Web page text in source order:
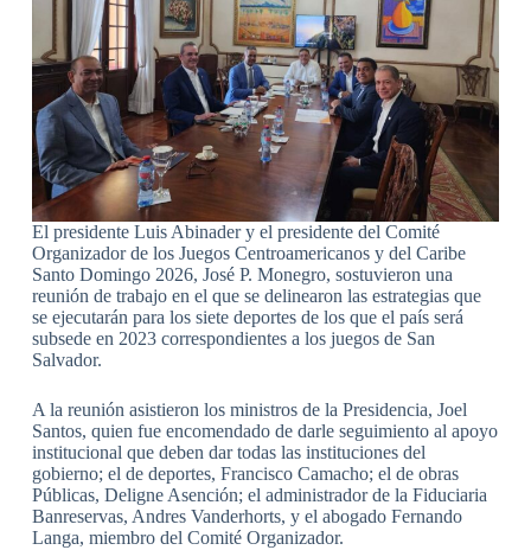
El presidente Luis Abinader y el presidente del Comité
Organizador de los Juegos Centroamericanos y del Caribe
Santo Domingo 2026, José P. Monegro, sostuvieron una
reunión de trabajo en el que se delinearon las estrategias que
se ejecutarán para los siete deportes de los que el país será
subsede en 2023 correspondientes a los juegos de San
Salvador.
A la reunión asistieron los ministros de la Presidencia, Joel
Santos, quien fue encomendado de darle seguimiento al apoyo
institucional que deben dar todas las instituciones del
gobierno; el de deportes, Francisco Camacho; el de obras
Públicas, Deligne Asención; el administrador de la Fiduciaria
Banreservas, Andres Vanderhorts, y el abogado Fernando
Langa, miembro del Comité Organizador.